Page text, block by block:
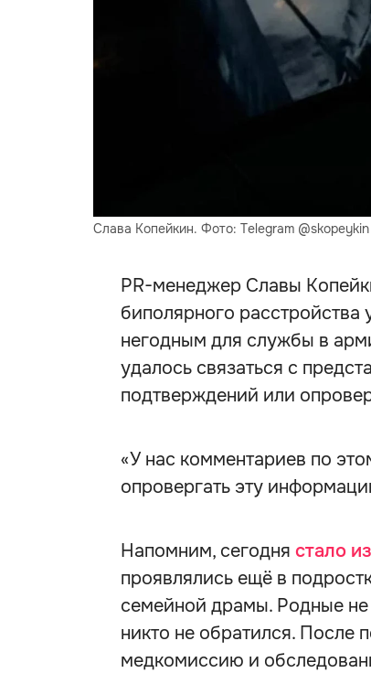
Слава Копейкин. Фото: Telegram @skopeykin
PR-менеджер Славы
биполярного расстройства
негодным для службы в
удалось связаться с
подтверждений или
«У нас комментариев по
опровергать эту
Напомним, сегодня стало
проявлялись ещё в
семейной драмы. Родные не
никто не обратился. После
медкомиссию и